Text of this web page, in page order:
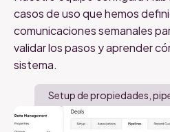
casos de uso que hemos
comunicaciones semanales
validar los pasos y aprender
sistema.
Setup de propiedades,